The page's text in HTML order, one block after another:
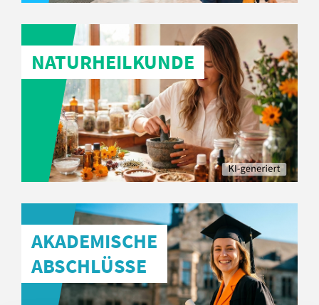
NATURHEILKUNDE
AKADEMISCHE
ABSCHLÜSSE